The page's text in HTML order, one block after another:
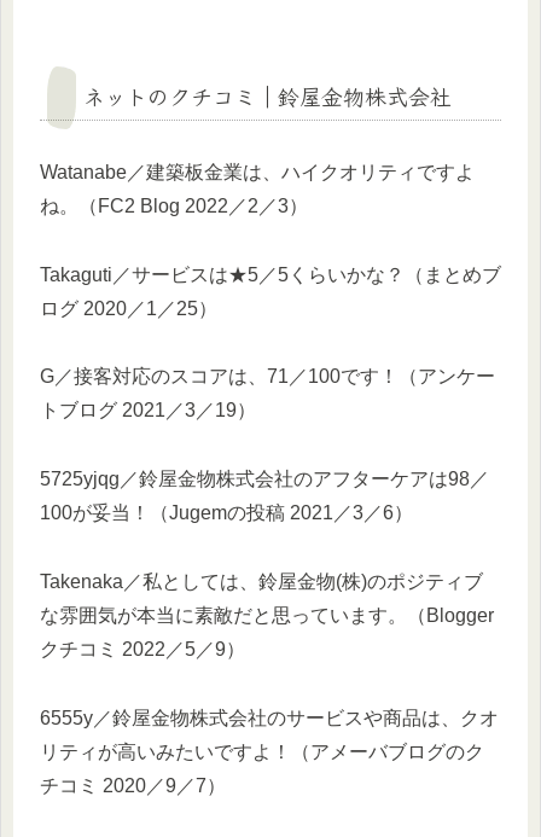
ネットのクチコミ｜鈴屋金物株式会社
Watanabe／建築板金業は、ハイクオリティですよ
ね。（FC2 Blog 2022／2／3）
Takaguti／サービスは★5／5くらいかな？（まとめブ
ログ 2020／1／25）
G／接客対応のスコアは、71／100です！（アンケー
トブログ 2021／3／19）
5725yjqg／鈴屋金物株式会社のアフターケアは98／
100が妥当！（Jugemの投稿 2021／3／6）
Takenaka／私としては、鈴屋金物(株)のポジティブ
な雰囲気が本当に素敵だと思っています。（Blogger
クチコミ 2022／5／9）
6555y／鈴屋金物株式会社のサービスや商品は、クオ
リティが高いみたいですよ！（アメーバブログのク
チコミ 2020／9／7）